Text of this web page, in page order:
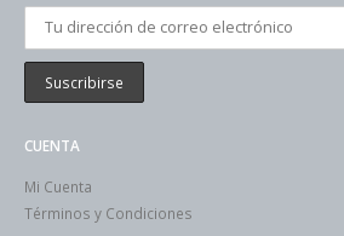
CUENTA
Mi Cuenta
Términos y Condiciones